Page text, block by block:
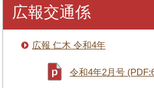
広報交通係
広報 仁木 令和4年
令和4年2月号